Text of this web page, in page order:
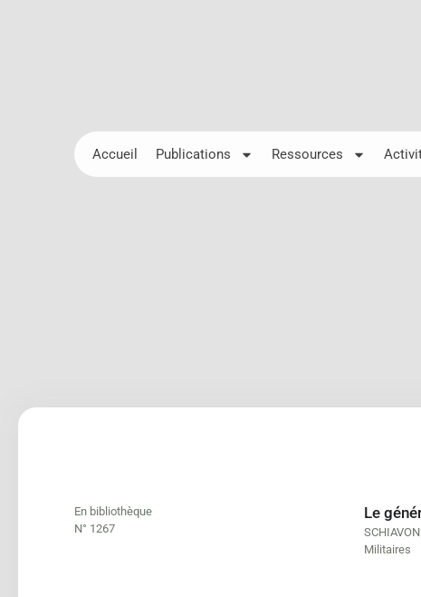
Accueil Publications Ressources
En bibliothèque
N° 1267
Le
Militaires